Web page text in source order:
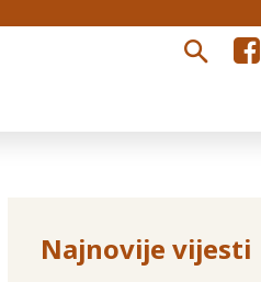
Najnovije vijesti